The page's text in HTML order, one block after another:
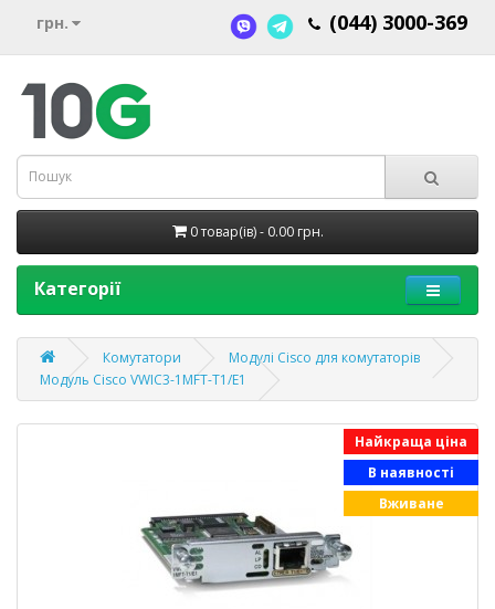
грн. (044) 3000-369
0 товар(ів) - 0.00 грн.
Категорії
Комутатори
Модулі Cisco для комутаторів
Модуль Cisco VWIC3-1MFT-T1/E1
Найкраща ціна
В наявності
Вживане